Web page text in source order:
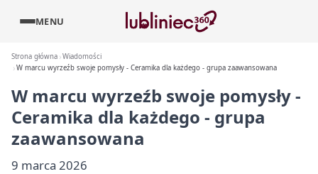
MENU
Strona główna Wiadomości
W marcu wyrzeźb swoje pomysły - Ceramika dla każdego - grupa zaawansowana
W marcu wyrzeźb swoje pomysły -
Ceramika dla każdego - grupa
zaawansowana
9 marca 2026